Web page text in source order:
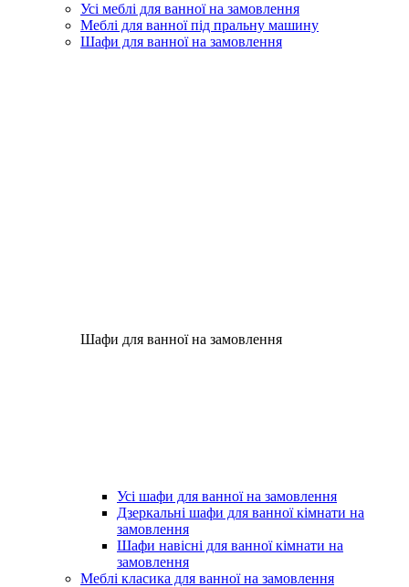
Усі меблі для ванної на замовлення
Меблі для ванної під пральну машину
Шафи для ванної на замовлення
Шафи для ванної на замовлення
Усі шафи для ванної на замовлення
Дзеркальні шафи для ванної кімнати на
замовлення
Шафи навісні для ванної кімнати на
замовлення
Меблі класика для ванної на замовлення